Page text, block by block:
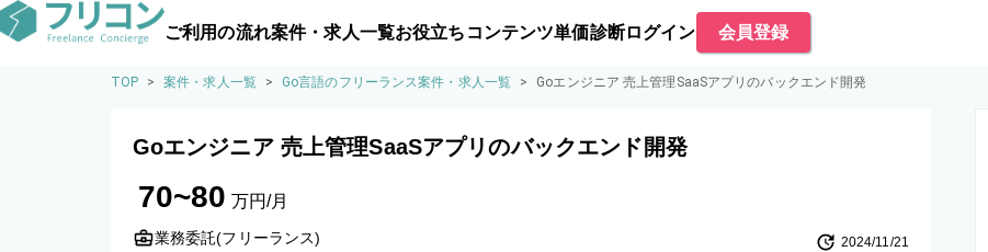
ご利用の流れ案件・求人一覧お役立ちコンテンツ単価診断ログイン 会員登録
TOP > 案件・求人一覧 > Go言語のフリーランス案件・求人一覧 > Goエンジニア 売上管理SaaSアプリのバックエンド開発
Goエンジニア 売上管理SaaSアプリのバックエンド開発
70~80 万円/月
業務委託(フリーランス) 2024/11/21